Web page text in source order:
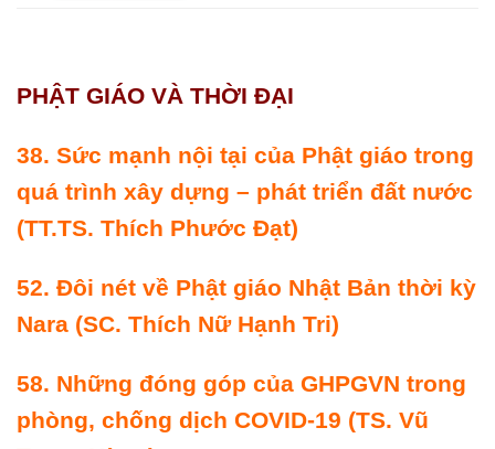
PHẬT GIÁO VÀ THỜI ĐẠI
38. Sức mạnh nội tại của Phật giáo trong
quá trình xây dựng – phát triển đất nước
(TT.TS. Thích Phước Ðạt)
52. Ðôi nét về Phật giáo Nhật Bản thời kỳ
Nara (SC. Thích Nữ Hạnh Tri)
58. Những đóng góp của GHPGVN trong
phòng, chống dịch COVID-19 (TS. Vũ